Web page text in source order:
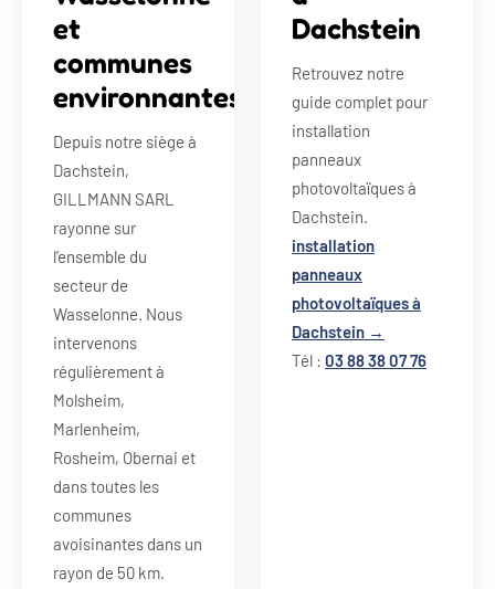
et
communes
environnantes
Depuis notre siège à
Dachstein,
GILLMANN SARL
rayonne sur
l’ensemble du
secteur de
Wasselonne. Nous
intervenons
régulièrement à
Molsheim,
Marlenheim,
Rosheim, Obernai et
dans toutes les
communes
avoisinantes dans un
rayon de 50 km.
Dachstein
Retrouvez notre
guide complet pour
installation
panneaux
photovoltaïques à
Dachstein.
installation
panneaux
photovoltaïques à
Dachstein →
Tél : 03 88 38 07 76